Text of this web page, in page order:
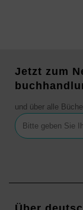
Jetzt zum
und über alle